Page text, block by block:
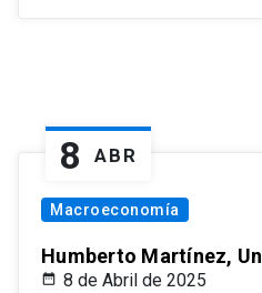
8 ABR
Macroeconomía
Humberto Martínez,
8 de Abril de 2025